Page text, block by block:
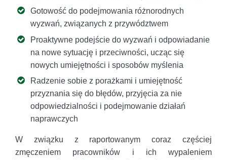
Gotowość do podejmowania różnorodnych
wyzwań, związanych z przywództwem
Proaktywne podejście do wyzwań i odpowiadanie
na nowe sytuację i przeciwności, ucząc się
nowych umiejętności i sposobów myślenia
Radzenie sobie z porażkami i umiejętność
przyznania się do błędów, przyjęcia za nie
odpowiedzialności i podejmowanie działań
naprawczych
W związku z raportowanym coraz częściej
zmęczeniem pracowników i ich wypaleniem